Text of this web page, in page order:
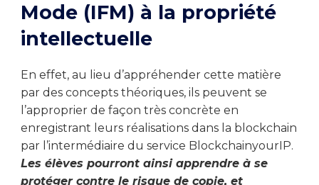
Mode (IFM) à la propriété
intellectuelle
En effet, au lieu d’appréhender cette matière
par des concepts théoriques, ils peuvent se
l’approprier de façon très concrète en
enregistrant leurs réalisations dans la blockchain
par l’intermédiaire du service BlockchainyourIP.
Les élèves pourront ainsi apprendre à se
protéger contre le risque de copie, et